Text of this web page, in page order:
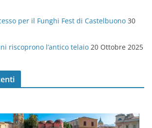
per il Funghi Fest di Castelbuono 30
riscoprono l’antico telaio 20 Ottobre 2025